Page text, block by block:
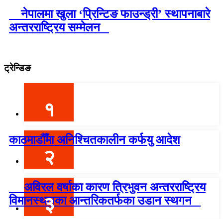
नेपालमा खुला ‘प्रिन्टिङ फाउन्ड्री’ स्थापनाबारे
अन्तरराष्ट्रिय सम्मेलन
ट्रेन्डिङ
१
काठमाडौँमा अनिश्चितकालीन कर्फयु आदेश
२
अविरल वर्षाका कारण त्रिभुवन अन्तरराष्ट्रिय
विमानस्थलका आन्तरिकतर्फका उडान स्थगन
३